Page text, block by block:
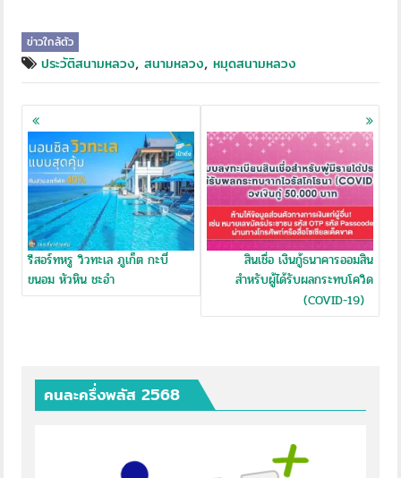
ข่าวใกล้ตัว
ประวัติสนามหลวง,สนามหลวง,หมุดสนามหลวง
Posts
navigation
รีสอร์ทหรู วิวทะเล ภูเก็ต กะบี่
ขนอม หัวหิน ชะอำ
สินเชื่อ เงินกู้ธนาคารออมสิน
สำหรับผู้ได้รับผลกระทบโควิด
(COVID-19)
คนละครึ่งพลัส 2568